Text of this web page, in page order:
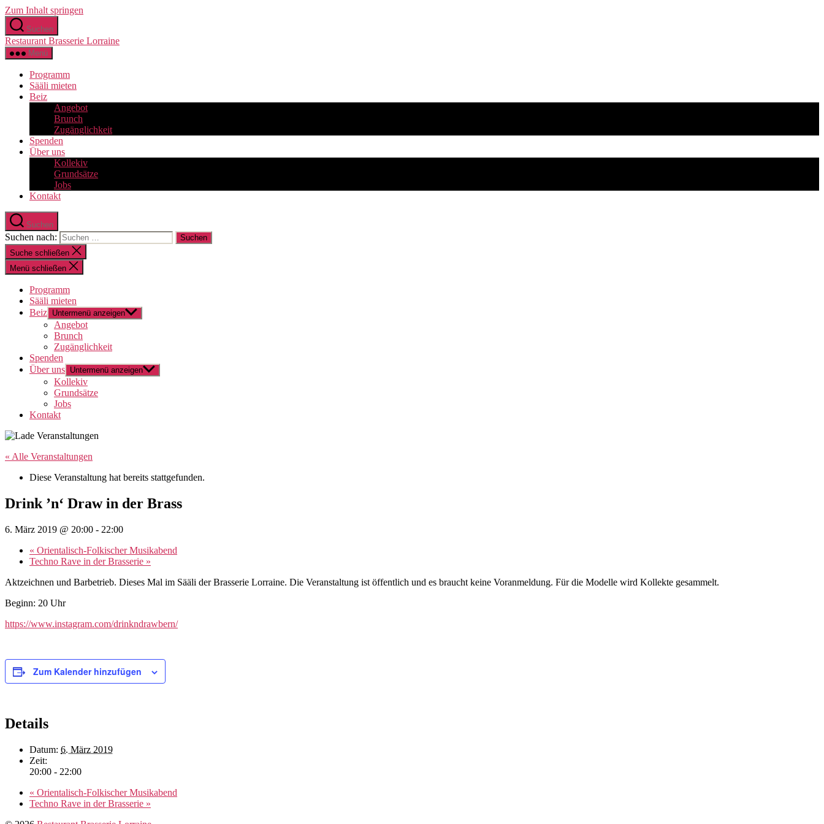
Zum Inhalt springen
Suchen
Restaurant Brasserie Lorraine
Menü
Programm
Sääli mieten
Beiz
Angebot
Brunch
Zugänglichkeit
Spenden
Über uns
Kollekiv
Grundsätze
Jobs
Kontakt
Suchen
Suchen nach:
Suche schließen
Menü schließen
Programm
Sääli mieten
Beiz Untermenü anzeigen
Angebot
Brunch
Zugänglichkeit
Spenden
Über uns Untermenü anzeigen
Kollekiv
Grundsätze
Jobs
Kontakt
« Alle Veranstaltungen
Diese Veranstaltung hat bereits stattgefunden.
Drink ’n‘ Draw in der Brass
6. März 2019 @ 20:00 - 22:00
« Orientalisch-Folkischer Musikabend
Techno Rave in der Brasserie »
Aktzeichnen und Barbetrieb. Dieses Mal im Sääli der Brasserie Lorraine. Die Veranstaltung ist öffentlich und es braucht keine Voranmeldung. Für die Modelle wird Kollekte gesammelt.
Beginn: 20 Uhr
https://www.instagram.com/drinkndrawbern/
Zum Kalender hinzufügen
Details
Datum: 6. März 2019
Zeit:
20:00 - 22:00
« Orientalisch-Folkischer Musikabend
Techno Rave in der Brasserie »